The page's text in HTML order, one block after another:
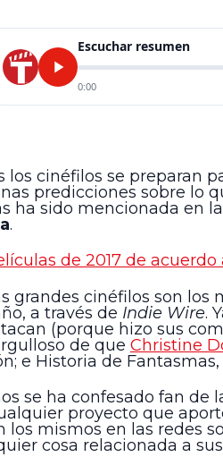
Escuchar resumen
0:00
los cinéfilos se preparan
predicciones sobre lo
ha sido mencionada en
.
de 2017 de
grandes cinéfilos son
a través de Indie Wire.
(porque hizo sus
de que Christine
e Historia de
se ha confesado fan
proyecto que
los mismos en las redes
cosa relacionada a